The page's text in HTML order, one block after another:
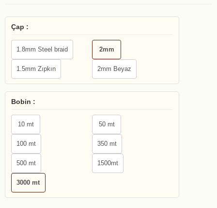
Çap :
1.8mm Steel braid 2mm
1.5mm Zıpkın 2mm Beyaz
Bobin :
10 mt 50 mt
100 mt 350 mt
500 mt 1500mt
3000 mt